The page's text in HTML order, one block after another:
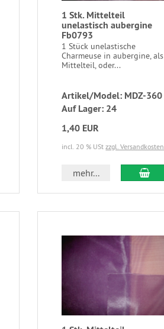
1 Stk. Mittelteil
unelastisch aubergine
Fb0793
1 Stück unelastische
Charmeuse in aubergine, als
Mittelteil, oder...
Artikel/Model: MDZ-360
Auf Lager: 24
1,40 EUR
incl. 20 % UStzzgl. Versandkosten
mehr...